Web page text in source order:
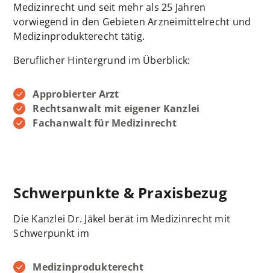
Medizinrecht und seit mehr als 25 Jahren
vorwiegend in den Gebieten Arzneimittelrecht und
Medizinprodukterecht tätig.
Beruflicher Hintergrund im Überblick:
Approbierter Arzt
Rechtsanwalt mit eigener Kanzlei
Fachanwalt für Medizinrecht
Schwerpunkte & Praxisbezug
Die Kanzlei Dr. Jäkel berät im Medizinrecht mit
Schwerpunkt im
Medizinprodukterecht